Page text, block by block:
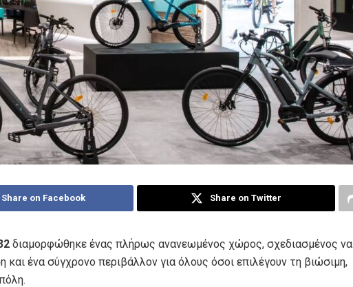
Share on Facebook Share on Twitter
διαμορφώθηκε ένας πλήρως ανανεωμένος χώρος, σχεδιασμένος να
και ένα σύγχρονο περιβάλλον για όλους όσοι επιλέγουν τη βιώσιμη,